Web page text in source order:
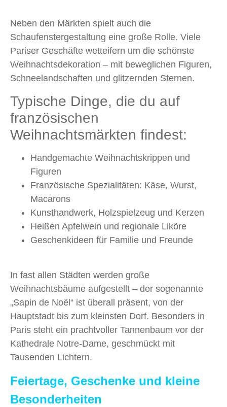
Neben den Märkten spielt auch die
Schaufenstergestaltung eine große Rolle. Viele
Pariser Geschäfte wetteifern um die schönste
Weihnachtsdekoration – mit beweglichen Figuren,
Schneelandschaften und glitzernden Sternen.
Typische Dinge, die du auf
französischen
Weihnachtsmärkten findest:
Handgemachte Weihnachtskrippen und
Figuren
Französische Spezialitäten: Käse, Wurst,
Macarons
Kunsthandwerk, Holzspielzeug und Kerzen
Heißen Apfelwein und regionale Liköre
Geschenkideen für Familie und Freunde
In fast allen Städten werden große
Weihnachtsbäume aufgestellt – der sogenannte
„Sapin de Noël“ ist überall präsent, von der
Hauptstadt bis zum kleinsten Dorf. Besonders in
Paris steht ein prachtvoller Tannenbaum vor der
Kathedrale Notre-Dame, geschmückt mit
Tausenden Lichtern.
Feiertage, Geschenke und kleine
Besonderheiten